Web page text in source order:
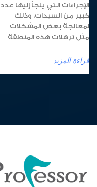
الإجراءات التي يلجأ إليها عدد
كبير من السيدات، وذلك
لمعالجة بعض المشكلات
مثل ترهلات هذه المنطقة
قراءة المزيد